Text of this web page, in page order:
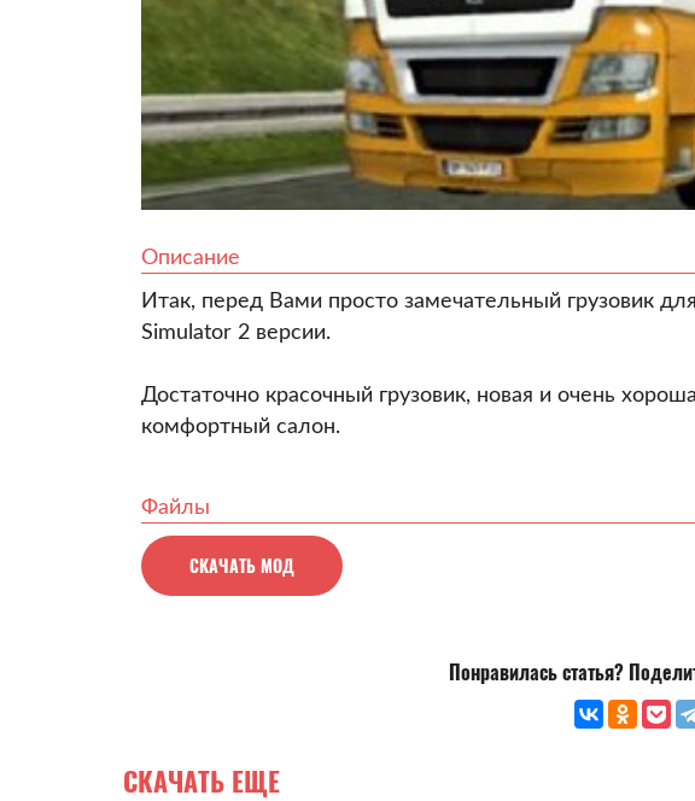
Описание
Итак, перед Вами просто замечательный грузовик
Simulator 2 версии.
Достаточно красочный грузовик, новая и очень
комфортный салон.
Файлы
СКАЧАТЬ МОД
Понравилась статья?
СКАЧАТЬ ЕЩЕ